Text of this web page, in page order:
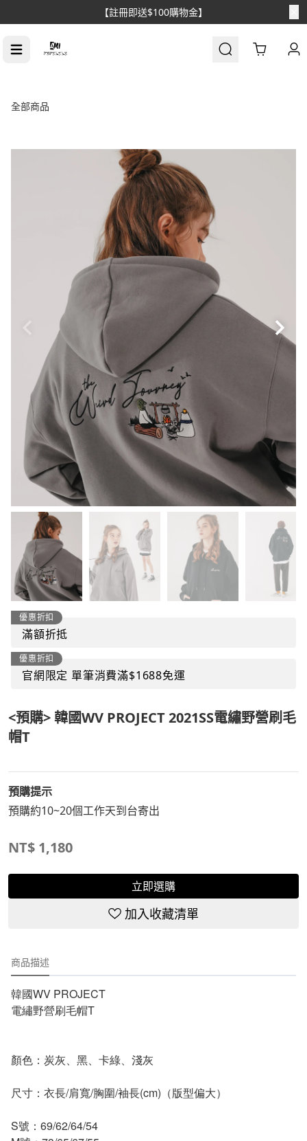
【消費滿$1688免運】
Cart
全部商品
優惠折扣
滿額折抵
優惠折扣
官網限定 單筆消費滿$1688免運
<預購> 韓國WV PROJECT 2021SS電繡野營刷毛
帽T
預購提示
預購約10~20個工作天到台寄出
NT$ 1,180
立即選購
加入收藏清單
商品描述
韓國WV PROJECT
電繡野營刷毛帽T
顏色：炭灰、黑、卡綠、淺灰
尺寸：衣長/肩寬/胸圍/袖長(cm)（版型偏大）
S號：69/62/64/54